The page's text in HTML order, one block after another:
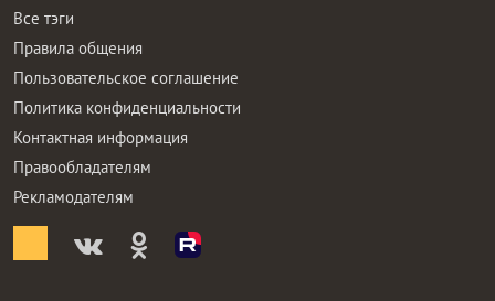
Все тэги
Правила общения
Пользовательское соглашение
Политика конфиденциальности
Контактная информация
Правообладателям
Рекламодателям